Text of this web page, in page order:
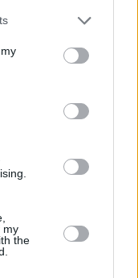
my
the
συνεργασία με
μελέτες για
– Ρεκόρ